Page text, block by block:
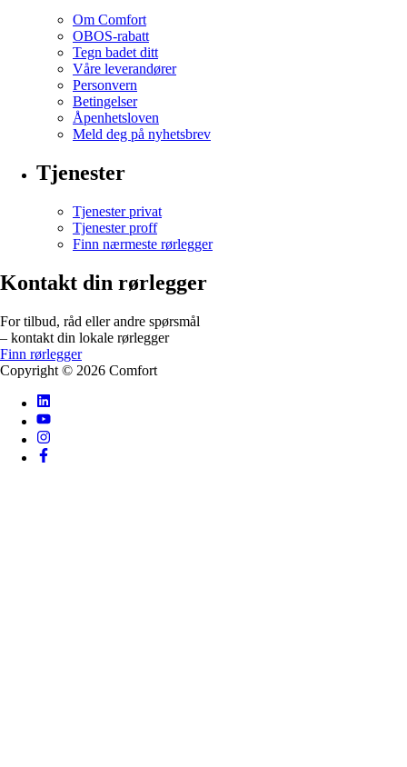
Om Comfort
OBOS-rabatt
Tegn badet ditt
Våre leverandører
Personvern
Betingelser
Åpenhetsloven
Meld deg på nyhetsbrev
Tjenester
Tjenester privat
Tjenester proff
Finn nærmeste rørlegger
Kontakt din rørlegger
For tilbud, råd eller andre spørsmål
– kontakt din lokale rørlegger
Finn rørlegger
Copyright © 2026 Comfort